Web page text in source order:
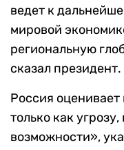
ведет к
мировой
региональную
сказал президент.
Россия
только как
возможности»,